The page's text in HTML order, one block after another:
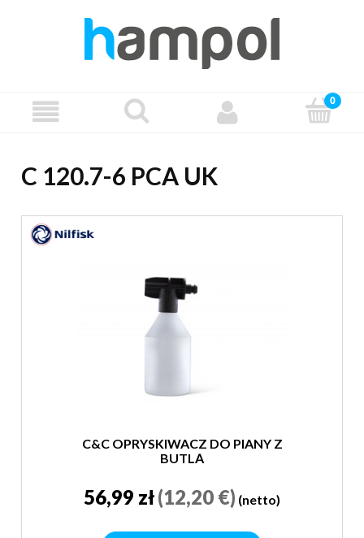
C 120.7-6 PCA UK
C&C OPRYSKIWACZ DO PIANY Z
BUTLĄ
56,99 zł(12,20 €) (netto)